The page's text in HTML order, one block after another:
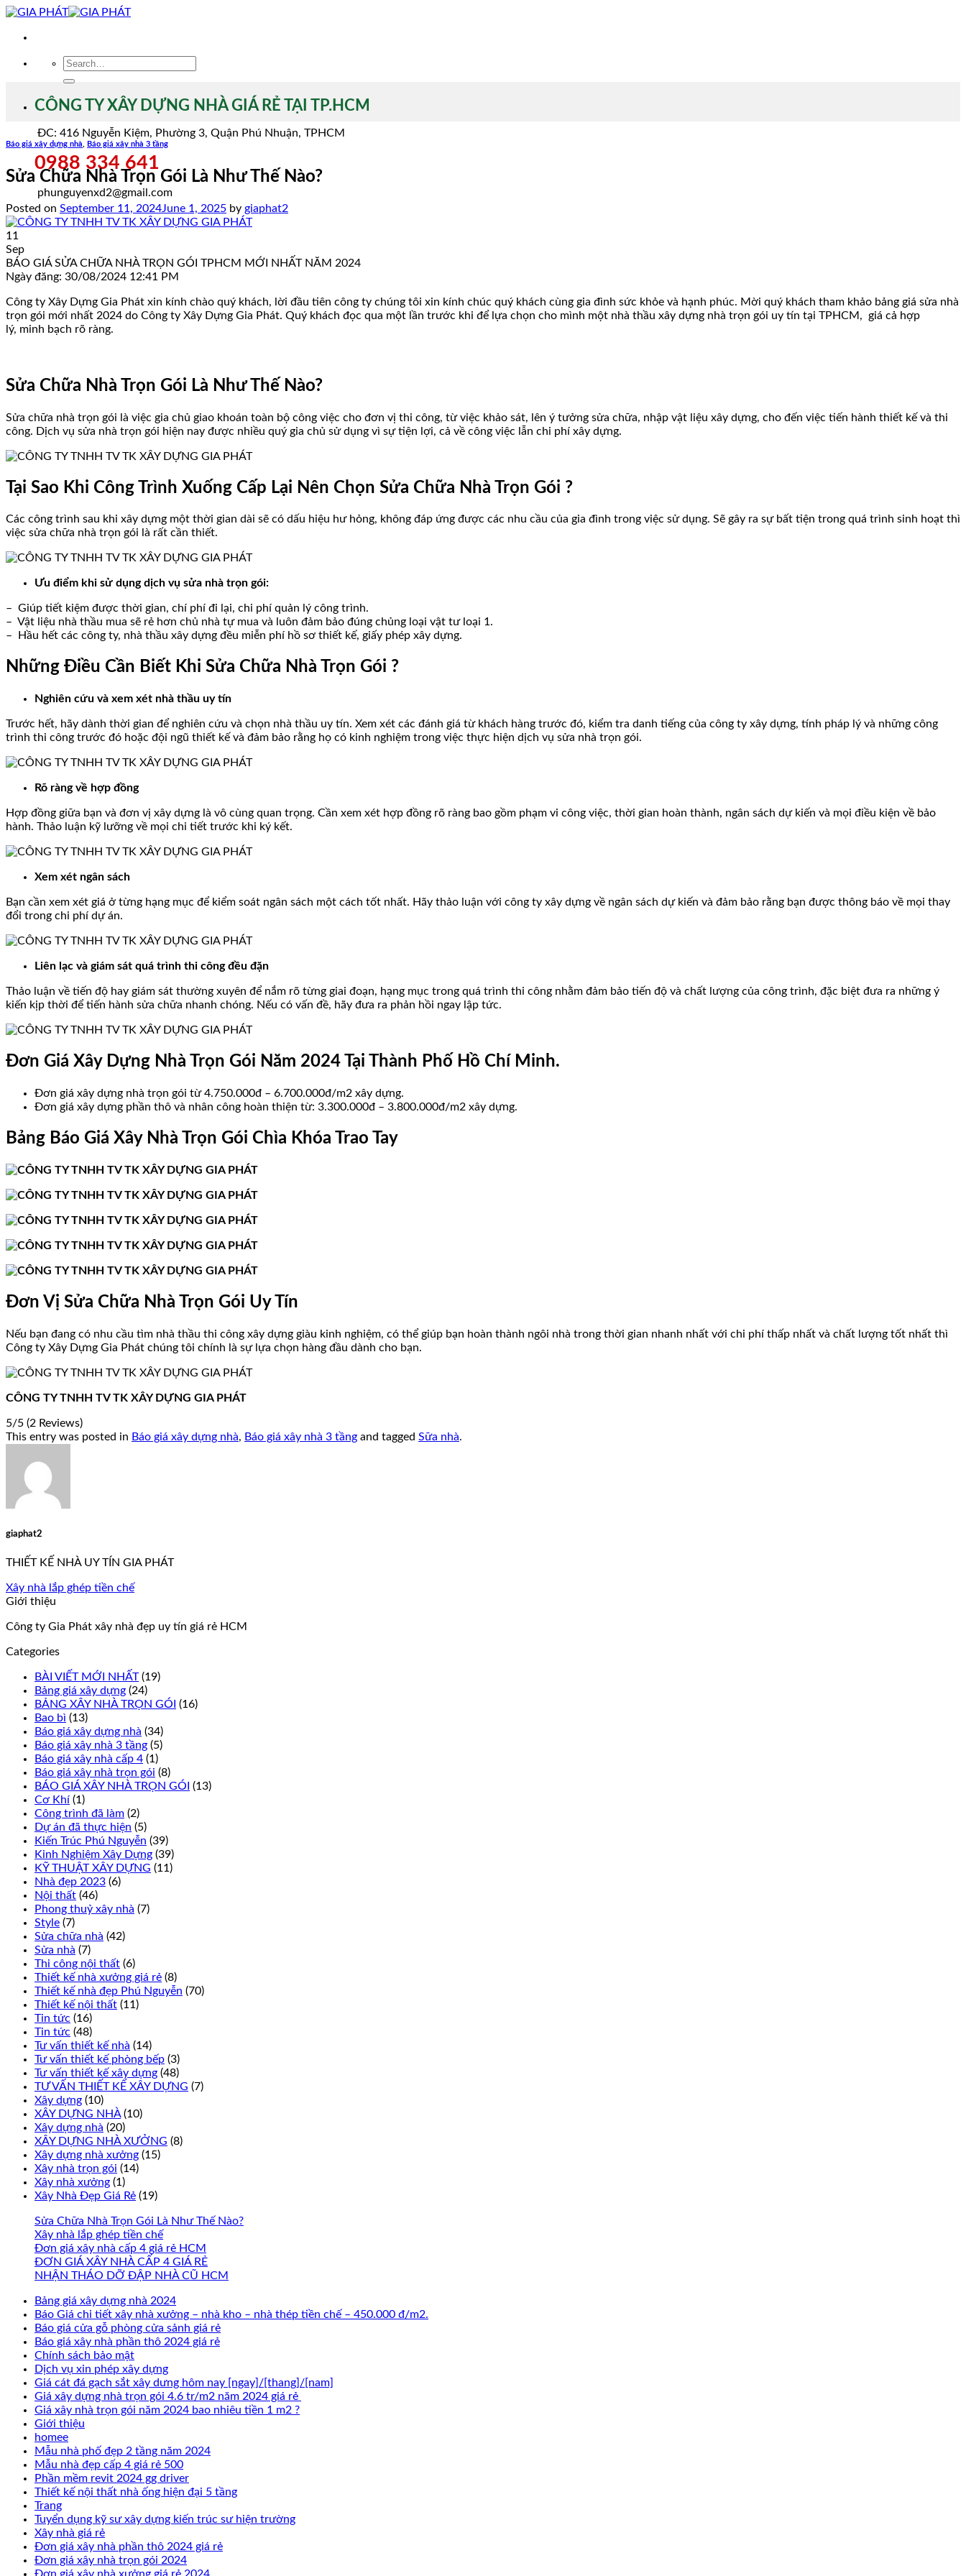
Skip
content
CÔNG TY XÂY DỰNG NHÀ GIÁ RẺ TẠI TP.HCM
ĐC: 416 Nguyễn Kiệm, Phường 3, Quận Phú Nhuận, TPHCM
0988 334 641
phunguyenxd2@gmail.com
Báo giá xây dựng nhà Báo giá xây nhà 3 tầng
Sửa Chữa Nhà Trọn Gói Là Như Thế Nào?
Posted on September 11, 2024June 1, 2025 by giaphat2
11
Sep
BÁO GIÁ SỬA CHỮA NHÀ TRỌN GÓI TPHCM MỚI NHẤT NĂM 2024
Ngày đăng: 30/08/2024 12:41 PM
Công ty Xây Dựng Gia Phát xin kính chào quý khách, lời đầu tiên công ty chúng tôi xin kính chúc quý khách cùng gia đình sức khỏe và hạnh phúc. Mời quý khách tham khảo bảng giá sửa nhà
trọn gói mới nhất 2024 do Công ty Xây Dựng Gia Phát. Quý khách đọc qua một lần trước khi để lựa chọn cho mình một nhà thầu xây dựng nhà trọn gói uy tín tại TPHCM, giá cả hợp
lý, minh bạch rõ ràng.
Sửa Chữa Nhà Trọn Gói Là Như Thế Nào?
Sửa chữa nhà trọn gói là việc gia chủ giao khoán toàn bộ công việc cho đơn vị thi công, từ việc khảo sát, lên ý tưởng sửa chữa, nhập vật liệu xây dựng, cho đến việc tiến hành thiết kế và thi
công. Dịch vụ sửa nhà trọn gói hiện nay được nhiều quý gia chủ sử dụng vì sự tiện lợi, cả về công việc lẫn chi phí xây dựng.
Tại Sao Khi Công Trình Xuống Cấp Lại Nên Chọn Sửa Chữa Nhà Trọn Gói ?
Các công trình sau khi xây dựng một thời gian dài sẽ có dấu hiệu hư hỏng, không đáp ứng được các nhu cầu của gia đình trong việc sử dụng. Sẽ gây ra sự bất tiện trong quá trình sinh hoạt thì
việc sửa chữa nhà trọn gói là rất cần thiết.
Ưu điểm khi sử dụng dịch vụ sửa nhà trọn gói:
– Giúp tiết kiệm được thời gian, chí phí đi lại, chi phí quản lý công trình.
– Vật liệu nhà thầu mua sẽ rẻ hơn chủ nhà tự mua và luôn đảm bảo đúng chủng loại vật tư loại 1.
– Hầu hết các công ty, nhà thầu xây dựng đều miễn phí hồ sơ thiết kế, giấy phép xây dựng.
Những Điều Cần Biết Khi Sửa Chữa Nhà Trọn Gói ?
Nghiên cứu và xem xét nhà thầu uy tín
Trước hết, hãy dành thời gian để nghiên cứu và chọn nhà thầu uy tín. Xem xét các đánh giá từ khách hàng trước đó, kiểm tra danh tiếng của công ty xây dựng, tính pháp lý và những công
trình thi công trước đó hoặc đội ngũ thiết kế và đảm bảo rằng họ có kinh nghiệm trong việc thực hiện dịch vụ sửa nhà trọn gói.
Rõ ràng về hợp đồng
Hợp đồng giữa bạn và đơn vị xây dựng là vô cùng quan trọng. Cần xem xét hợp đồng rõ ràng bao gồm phạm vi công việc, thời gian hoàn thành, ngân sách dự kiến và mọi điều kiện về bảo
hành. Thảo luận kỹ lưỡng về mọi chi tiết trước khi ký kết.
Xem xét ngân sách
Bạn cần xem xét giá ở từng hạng mục để kiểm soát ngân sách một cách tốt nhất. Hãy thảo luận với công ty xây dựng về ngân sách dự kiến và đảm bảo rằng bạn được thông báo về mọi thay
đổi trong chi phí dự án.
Liên lạc và giám sát quá trình thi công đều đặn
Thảo luận về tiến độ hay giám sát thường xuyên để nắm rõ từng giai đoạn, hạng mục trong quá trình thi công nhằm đảm bảo tiến độ và chất lượng của công trình, đặc biệt đưa ra những ý
kiến kịp thời để tiến hành sửa chữa nhanh chóng. Nếu có vấn đề, hãy đưa ra phản hồi ngay lập tức.
Đơn Giá Xây Dựng Nhà Trọn Gói Năm 2024 Tại Thành Phố Hồ Chí Minh.
Đơn giá xây dựng nhà trọn gói từ 4.750.000đ – 6.700.000đ/m2 xây dựng.
Đơn giá xây dựng phần thô và nhân công hoàn thiện từ: 3.300.000đ – 3.800.000đ/m2 xây dựng.
Bảng Báo Giá Xây Nhà Trọn Gói Chìa Khóa Trao Tay
Đơn Vị Sửa Chữa Nhà Trọn Gói Uy Tín
Nếu bạn đang có nhu cầu tìm nhà thầu thi công xây dựng giàu kinh nghiệm, có thể giúp bạn hoàn thành ngôi nhà trong thời gian nhanh nhất với chi phí thấp nhất và chất lượng tốt nhất thì
Công ty Xây Dựng Gia Phát chúng tôi chính là sự lựa chọn hàng đầu dành cho bạn.
CÔNG TY TNHH TV TK XÂY DỰNG GIA PHÁT
5/5 (2 Reviews)
This entry was posted in Báo giá xây dựng nhà, Báo giá xây nhà 3 tầng and tagged Sữa nhà.
giaphat2
THIẾT KẾ NHÀ UY TÍN GIA PHÁT
Xây nhà lắp ghép tiền chế
Giới thiệu
Công ty Gia Phát xây nhà đẹp uy tín giá rẻ HCM
Categories
BÀI VIẾT MỚI NHẤT(19)
Bảng giá xây dựng (24)
BẢNG XÂY NHÀ TRỌN GÓI (16)
Bao bì (13)
Báo giá xây dựng nhà (34)
Báo giá xây nhà 3 tầng (5)
Báo giá xây nhà cấp 4 (1)
Báo giá xây nhà trọn gói (8)
BÁO GIÁ XÂY NHÀ TRỌN GÓI (13)
Cơ Khí (1)
Công trình đã làm (2)
Dự án đã thực hiện (5)
Kiến Trúc Phú Nguyễn (39)
Kinh Nghiệm Xây Dựng (39)
KỸ THUẬT XÂY DỰNG (11)
Nhà đẹp 2023 (6)
Nội thất (46)
Phong thuỷ xây nhà (7)
Style (7)
Sửa chữa nhà (42)
Sửa nhà (7)
Thi công nội thất (6)
Thiết kế nhà xưởng giá rẻ (8)
Thiết kế nhà đẹp Phú Nguyễn (70)
Thiết kế nội thất (11)
Tin tức (16)
Tin tức (48)
Tư vấn thiết kế nhà (14)
Tư vấn thiết kế phòng bếp (3)
Tư vấn thiết kế xây dựng (48)
TƯ VẤN THIẾT KẾ XÂY DỰNG (7)
Xây dựng (10)
XÂY DỰNG NHÀ(10)
Xây dựng nhà (20)
XÂY DỰNG NHÀ XƯỞNG (8)
Xây dựng nhà xưởng (15)
Xây nhà trọn gói (14)
Xây nhà xưởng (1)
Xây Nhà Đẹp Giá Rẻ (19)
Sửa Chữa Nhà Trọn Gói Là Như Thế Nào?
Xây nhà lắp ghép tiền chế
Đơn giá xây nhà cấp 4 giá rẻ HCM
ĐƠN GIÁ XÂY NHÀ CẤP 4 GIÁ RẺ
NHẬN THÁO DỠ ĐẬP NHÀ CŨ HCM
Bảng giá xây dựng nhà 2024
Báo Giá chi tiết xây nhà xưởng – nhà kho – nhà thép tiền chế – 450.000 đ/m2.
Báo giá cửa gỗ phòng cửa sảnh giá rẻ
Báo giá xây nhà phần thô 2024 giá rẻ
Chính sách bảo mật
Dịch vụ xin phép xây dựng
Giá cát đá gạch sắt xây dưng hôm nay [ngay]/[thang]/[nam]
Giá xây dựng nhà trọn gói 4.6 tr/m2 năm 2024 giá rẻ
Giá xây nhà trọn gói năm 2024 bao nhiêu tiền 1 m2 ?
Giới thiệu
homee
Mẫu nhà phố đẹp 2 tầng năm 2024
Mẫu nhà đẹp cấp 4 giá rẻ 500
Phần mềm revit 2024 gg driver
Thiết kế nội thất nhà ống hiện đại 5 tầng
Trang
Tuyển dụng kỹ sư xây dựng kiến trúc sư hiện trường
Xây nhà giá rẻ
Đơn giá xây nhà phần thô 2024 giá rẻ
Đơn giá xây nhà trọn gói 2024